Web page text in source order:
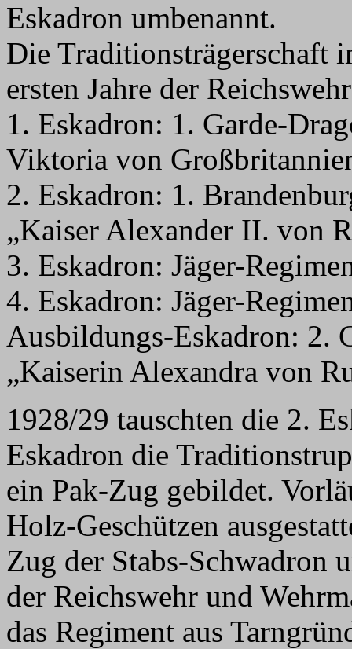
Eskadron umbenannt.
Die Traditionsträgerschaft
ersten Jahre der
1. Eskadron: 1. Garde-
Viktoria von
2. Eskadron: 1.
„Kaiser Alexander II. von
3. Eskadron: Jäger-
4. Eskadron: Jäger-
Ausbildungs-Eskadron: 2.
„Kaiserin Alexandra von
1928/29 tauschten die 2.
Eskadron die
ein Pak-Zug gebildet.
Holz-Geschützen
Zug der Stabs-Schwadron
der Reichswehr und
das Regiment aus